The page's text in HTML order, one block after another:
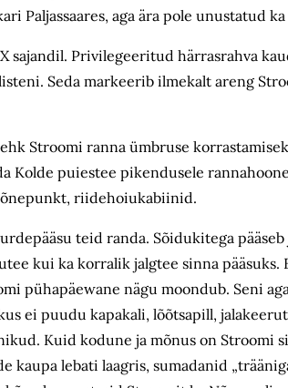
Paljassaares, aga ära pole unustatud
sajandil. Privilegeeritud härrasrahva
Seda markeerib ilmekalt areng
Stroomi ranna ümbruse
Kolde puiestee pikendusele
riidehoiukabiinid.
teid randa. Sõidukitega
kui ka korralik jalgtee sinna pääsuks.
pühapäewane nägu moondub. Seni
ei puudu kapakali, lõõtsapill,
Kuid kodune ja mõnus on Stroomi
kaupa lebati laagris, sumadanid